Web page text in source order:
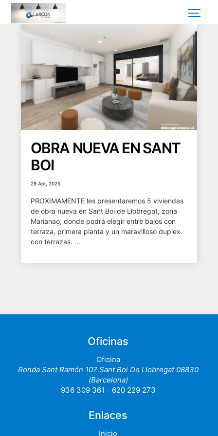
OBRA NUEVA EN SANT
BOI
29 Apr, 2025
PROXIMAMENTE les presentaremos 5 viviendas
de obra nueva en Sant Boi de Llobregat, zona
Marianao, donde podrá elegir entre bajos con
terraza, primera planta y un maravilloso duplex
con terrazas. ...
Enlaces
Inicio
Oficinas
Oficina
Ronda Sant Ramón 107 Sant Boi De Llobregat 08830
(Barcelona)
936 309 361 - 620 229 273